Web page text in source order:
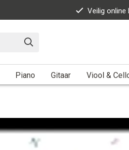
Veilig online
Piano Gitaar Viool &